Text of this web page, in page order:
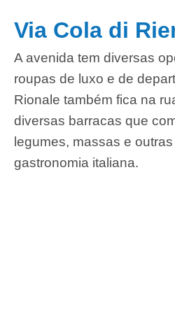
Via Cola di
A avenida tem diversas
roupas de luxo e de
Rionale também fica na
diversas barracas que
legumes, massas e
gastronomia italiana.